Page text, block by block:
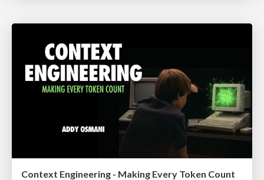
Context Engineering - Making Every Token Count